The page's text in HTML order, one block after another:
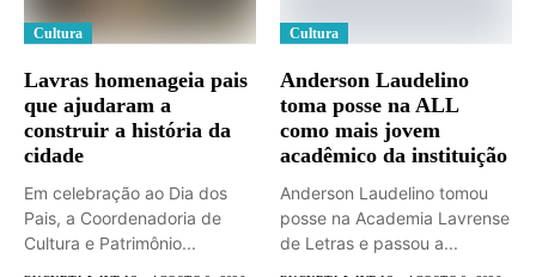
Cultura
Lavras homenageia pais
que ajudaram a
construir a história da
cidade
Em celebração ao Dia dos
Pais, a Coordenadoria de
Cultura e Patrimônio...
Cultura
Anderson Laudelino
toma posse na ALL
como mais jovem
acadêmico da instituição
Anderson Laudelino tomou
posse na Academia Lavrense
de Letras e passou a...